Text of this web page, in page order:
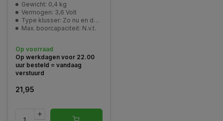
Gewicht: 0,4 kg
Vermogen: 3,6 Volt
Type klusser: Zo nu en dan klusser
Max. boorcapaciteit: N.v.t.
Op voorraad
Op werkdagen voor 22.00
uur besteld = vandaag
verstuurd
21,95